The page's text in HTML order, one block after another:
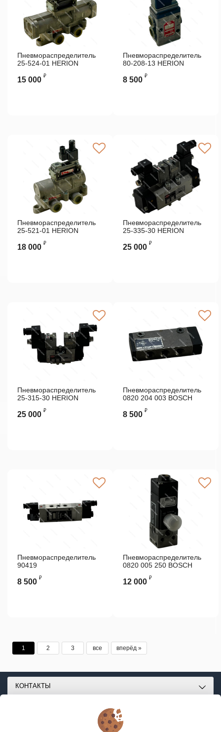
Пневмораспределитель
25-524-01 HERION
15 000 ₽
Пневмораспределитель
80-208-13 HERION
8 500 ₽
Пневмораспределитель
25-521-01 HERION
18 000 ₽
Пневмораспределитель
25-335-30 HERION
25 000 ₽
Пневмораспределитель
25-315-30 HERION
25 000 ₽
Пневмораспределитель
0820 204 003 BOSCH
8 500 ₽
Пневмораспределитель
90419
8 500 ₽
Пневмораспределитель
0820 005 250 BOSCH
12 000 ₽
1 2 3 все вперёд »
КОНТАКТЫ